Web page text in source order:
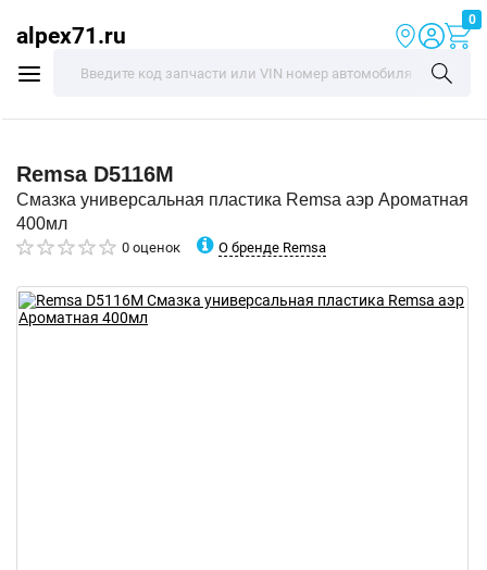
alpex71.ru
0
Remsa D5116M
Смазка универсальная пластика Remsa аэр Ароматная
400мл
0 оценок О бренде Remsa